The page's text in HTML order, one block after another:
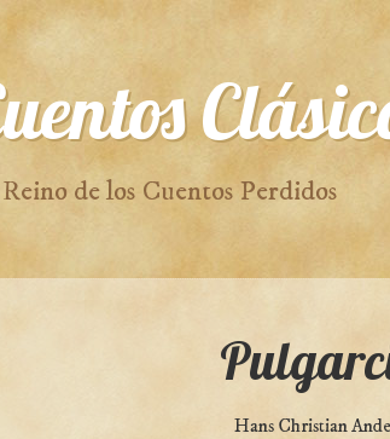
de los Cuentos Perdidos
Hans Christian